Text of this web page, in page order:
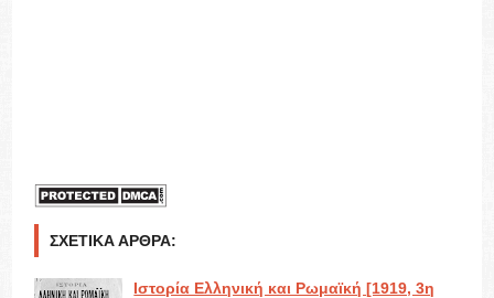
ΣΧΕΤΙΚΆ ΆΡΘΡΑ:
Ιστορία Ελληνική και Ρωμαϊκή [1919, 3η